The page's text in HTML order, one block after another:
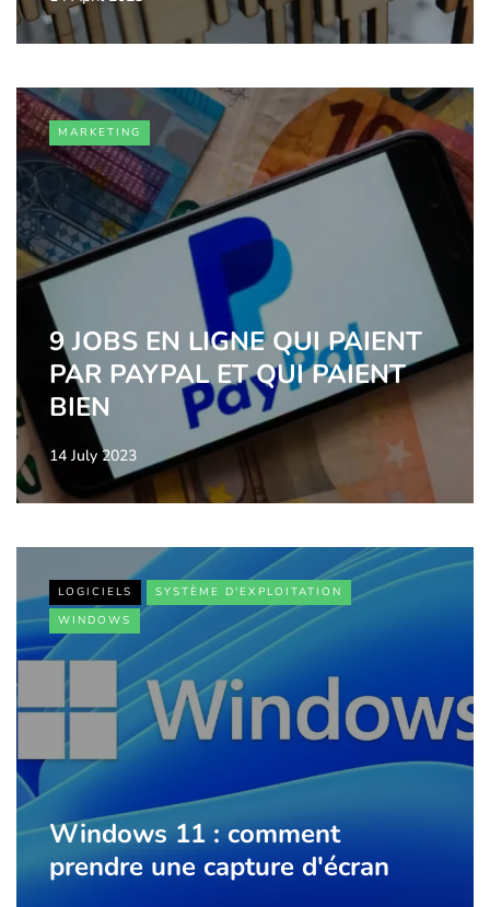
MARKETING
9 JOBS EN LIGNE QUI PAIENT
PAR PAYPAL ET QUI PAIENT
BIEN
14 July 2023
LOGICIELS
SYSTÈME D'EXPLOITATION
WINDOWS
Windows 11 : comment
prendre une capture d'écran